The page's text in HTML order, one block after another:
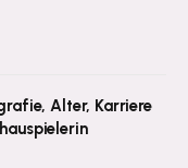
Alter, Karriere